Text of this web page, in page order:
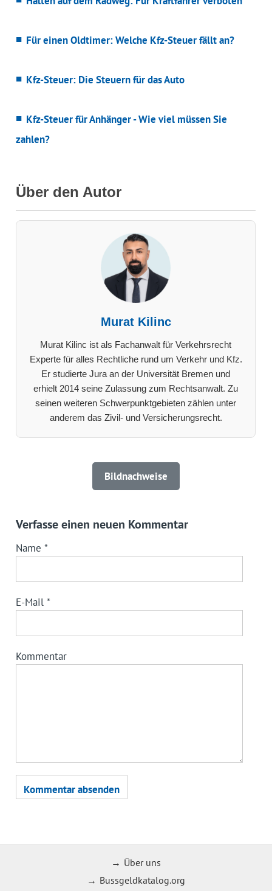
Für einen Oldtimer: Welche Kfz-Steuer fällt an?
Kfz-Steuer: Die Steuern für das Auto
Kfz-Steuer für Anhänger - Wie viel müssen Sie
zahlen?
Über den Autor
Murat Kilinc
Murat Kilinc ist als Fachanwalt für Verkehrsrecht
Experte für alles Rechtliche rund um Verkehr und Kfz.
Er studierte Jura an der Universität Bremen und
erhielt 2014 seine Zulassung zum Rechtsanwalt. Zu
seinen weiteren Schwerpunktgebieten zählen unter
anderem das Zivil- und Versicherungsrecht.
Bildnachweise
Verfasse einen neuen Kommentar
Name *
E-Mail *
Kommentar
Über uns
Bussgeldkatalog.org